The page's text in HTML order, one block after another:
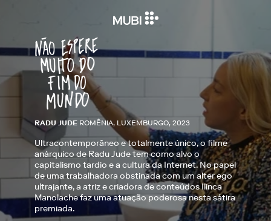
RADU JUDE ROMÊNIA, LUXEMBURGO, 2023
Ultracontemporâneo e totalmente único, o filme
anárquico de Radu Jude tem como alvo o
capitalismo tardio e a cultura da Internet. No papel
de uma trabalhadora obstinada com um alter ego
ultrajante, a atriz e criadora de conteúdos Ilinca
Manolache faz uma atuação poderosa nesta sátira
premiada.